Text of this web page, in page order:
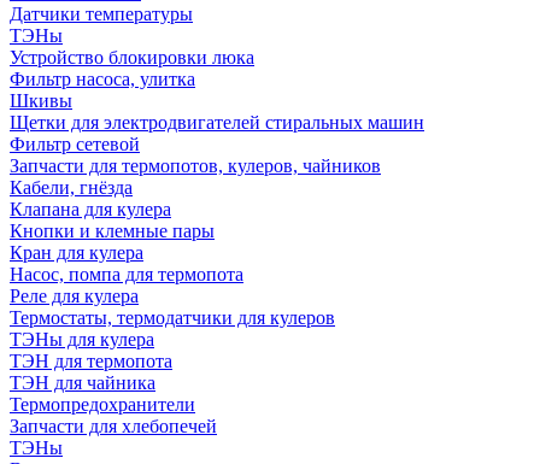
Датчики температуры
ТЭНы
Устройство блокировки люка
Фильтр насоса, улитка
Шкивы
Щетки для электродвигателей стиральных машин
Фильтр сетевой
Запчасти для термопотов, кулеров, чайников
Кабели, гнёзда
Клапана для кулера
Кнопки и клемные пары
Кран для кулера
Насос, помпа для термопота
Реле для кулера
Термостаты, термодатчики для кулеров
ТЭНы для кулера
ТЭН для термопота
ТЭН для чайника
Термопредохранители
Запчасти для хлебопечей
ТЭНы